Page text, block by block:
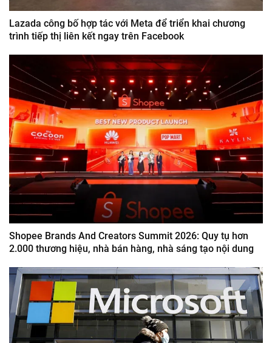
Lazada công bố hợp tác với Meta để triển khai chương
trình tiếp thị liên kết ngay trên Facebook
Shopee Brands And Creators Summit 2026: Quy tụ hơn
2.000 thương hiệu, nhà bán hàng, nhà sáng tạo nội dung